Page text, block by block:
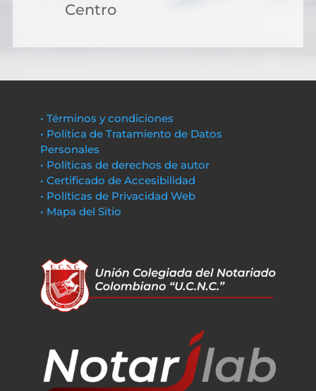
Centro
• Términos y condiciones
• Política de Tratamiento de Datos
Personales
• Políticas de derechos de autor
• Certificado de Accesibilidad
• Políticas de Privacidad Web
• Mapa del Sitio